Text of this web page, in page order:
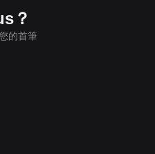
？
的首筆